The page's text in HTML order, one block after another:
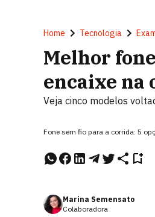
Home Tecnologia
Melhor
encaixe na
Veja cinco modelos
Fone sem fio para a corrida: 5
Marina Semensato
Colaboradora